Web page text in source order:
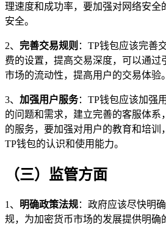
理速度和成功率，要加强对网络安全
安全。
2、 完善交易规则 ：TP钱包应该完善
费的设置，提高交易深度，可以通过
市场的流动性，提高用户的交易体验。
3、 加强用户服务：TP钱包应该加强
的问题和需求，建立完善的客服体系
的服务，要加强对用户的教育和培训
TP钱包的认识和使用能力。
（三）监管方面
1、 明确政策法规：政府应该尽快明
规，为加密货币市场的发展提供明确